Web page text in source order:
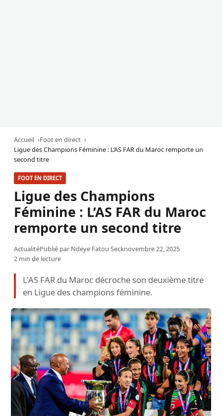
Accueil
Foot en direct
Ligue des Champions Féminine : L’AS FAR du Maroc remporte un
second titre
FOOT EN DIRECT
Ligue des Champions
Féminine : L’AS FAR du Maroc
remporte un second titre
ActualitéPublié par Ndeye Fatou Secknovembre 22, 2025
2 min de lecture
L'AS FAR du Maroc décroche son deuxième titre
en Ligue des champions féminine.